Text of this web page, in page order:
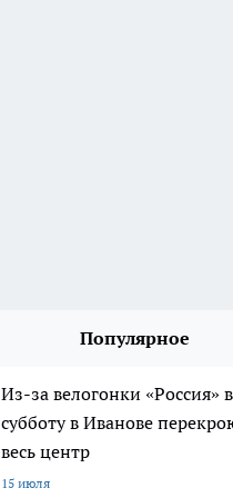
Популярное
Из-за велогонки «Россия» в
субботу в Иванове
весь центр
15 июля